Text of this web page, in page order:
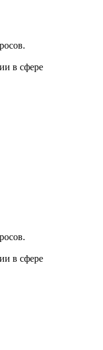
в сфере
в сфере